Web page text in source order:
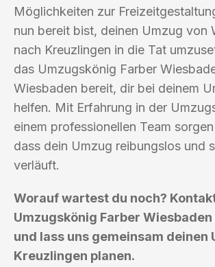
Möglichkeiten zur
nun bereit bist, deinen Umzug von
nach Kreuzlingen in die Tat
das Umzugskönig Farber
Wiesbaden bereit, dir bei deinem
helfen. Mit Erfahrung in der
einem professionellen Team
dass dein Umzug reibungslos und
verläuft.
Worauf wartest du noch?
Umzugskönig Farber
und lass uns gemeinsam deinen
Kreuzlingen planen.